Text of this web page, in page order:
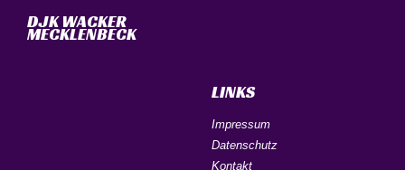
DJK WACKER
MECKLENBECK
LINKS
Impressum
Datenschutz
Kontakt